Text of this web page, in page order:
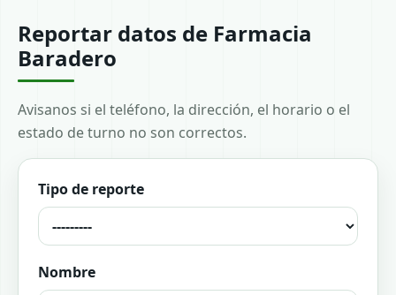
Reportar datos de Farmacia
Baradero
Avisanos si el teléfono, la dirección, el horario o el
estado de turno no son correctos.
Tipo de reporte
Nombre